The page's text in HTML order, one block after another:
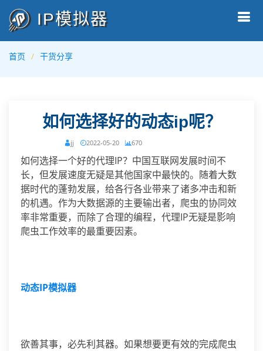
IP模拟器
首页 干货分享
如何选择好的动态ip呢？
jj 2022-05-20 670
如何选择一个好的代理IP？中国互联网发展时间不
长，但发展速度无疑是其他国家中最快的。随着大数
据时代的蓬勃发展，给各行各业带来了诸多冲击和新
的机遇。作为大数据源的主要输出者，爬虫的协同效
率非常重要，而除了合理的编程，代理IP无疑是影响
爬虫工作效率的最重要因素。
动态IP模拟器
欲善其事，必先利其器。如果想要更有效的完成爬虫